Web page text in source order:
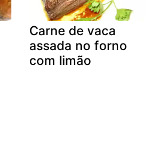
Carne de vaca
assada no forno
com limão